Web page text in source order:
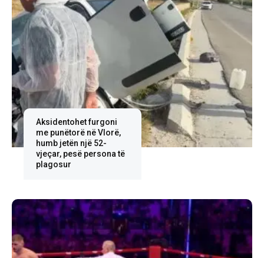
Aksidentohet furgoni
me punëtorë në Vlorë,
humb jetën një 52-
vjeçar, pesë persona të
plagosur